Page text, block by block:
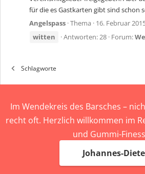
für die es Gastkarten gibt sind schon
Angelspass Thema 16. Februar
witten
Antworten: 28 Forum:
Schlagworte
Im Wendekreis des Barsches –
recht oft. Herzlich willkommen im
und Gummi-
Johannes-